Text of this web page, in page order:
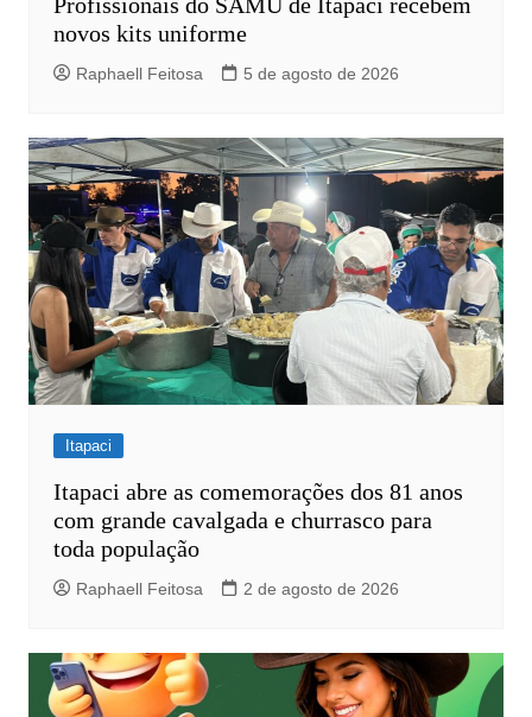
Profissionais do SAMU de Itapaci recebem
novos kits uniforme
Raphaell Feitosa 5 de agosto de 2026
Itapaci
Itapaci abre as comemorações dos 81 anos
com grande cavalgada e churrasco para
toda população
Raphaell Feitosa 2 de agosto de 2026